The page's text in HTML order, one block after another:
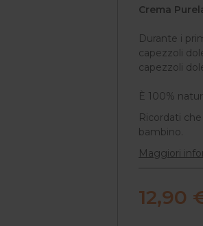
Crema
Durante i
capezzoli
capezzoli
È 100%
Ricordati
bambino.
Maggiori
12,90